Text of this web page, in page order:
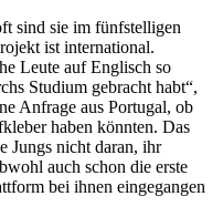
sind sie im fünfstelligen
ist international.
Leute auf Englisch so
Studium gebracht habt“,
Anfrage aus Portugal, ob
haben könnten. Das
Jungs nicht daran, ihr
auch schon die erste
bei ihnen eingegangen